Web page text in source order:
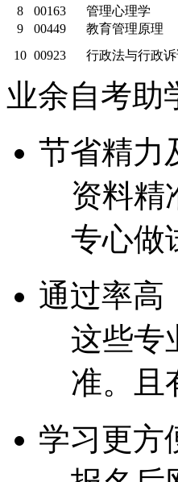
8
00163 管理心理学
9
00449 教育管理原理
10 00923 行政法与行政
业余自考助
节省精力
资料精
专心做
通过率高
这些专
准。且
学习更方